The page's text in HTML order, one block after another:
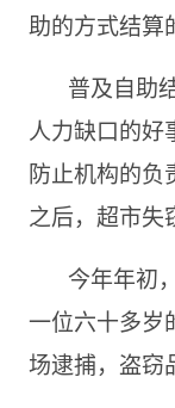
助的方式结算
普及自助
人力缺口的好
防止机构的负
之后，超市失
今年年初
一位六十多岁
场逮捕，盗窃